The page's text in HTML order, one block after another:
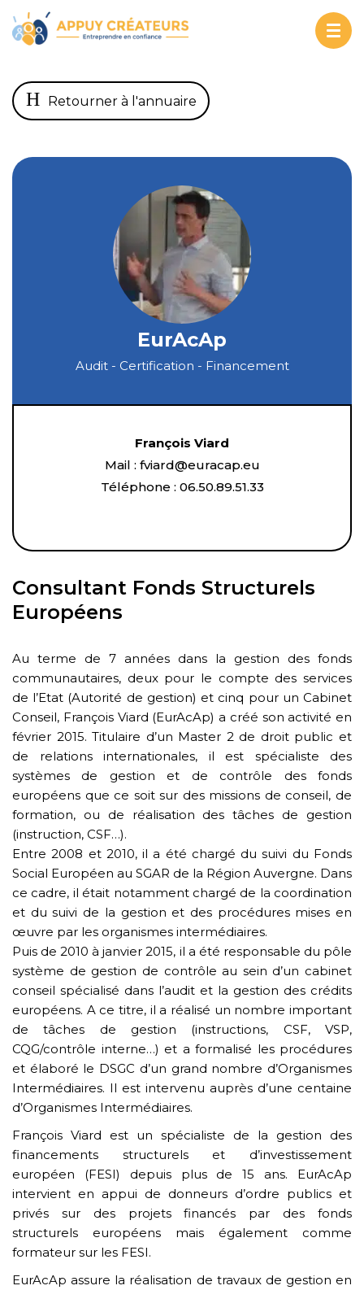
Retourner à l'annuaire
EurAcAp
Audit - Certification - Financement
François Viard
Mail : fviard@euracap.eu
Téléphone : 06.50.89.51.33
Consultant Fonds Structurels
Européens
Au terme de 7 années dans la gestion des fonds
communautaires, deux pour le compte des services
de l’Etat (Autorité de gestion) et cinq pour un Cabinet
Conseil, François Viard (EurAcAp) a créé son activité en
février 2015. Titulaire d’un Master 2 de droit public et
de relations internationales, il est spécialiste des
systèmes de gestion et de contrôle des fonds
européens que ce soit sur des missions de conseil, de
formation, ou de réalisation des tâches de gestion
(instruction, CSF…).
Entre 2008 et 2010, il a été chargé du suivi du Fonds
Social Européen au SGAR de la Région Auvergne. Dans
ce cadre, il était notamment chargé de la coordination
et du suivi de la gestion et des procédures mises en
œuvre par les organismes intermédiaires.
Puis de 2010 à janvier 2015, il a été responsable du pôle
système de gestion de contrôle au sein d’un cabinet
conseil spécialisé dans l’audit et la gestion des crédits
européens. A ce titre, il a réalisé un nombre important
de tâches de gestion (instructions, CSF, VSP,
CQG/contrôle interne…) et a formalisé les procédures
et élaboré le DSGC d’un grand nombre d’Organismes
Intermédiaires. Il est intervenu auprès d’une centaine
d’Organismes Intermédiaires.
François Viard est un spécialiste de la gestion des
financements structurels et d’investissement
européen (FESI) depuis plus de 15 ans. EurAcAp
intervient en appui de donneurs d’ordre publics et
privés sur des projets financés par des fonds
structurels européens mais également comme
formateur sur les FESI.
EurAcAp assure la réalisation de travaux de gestion en